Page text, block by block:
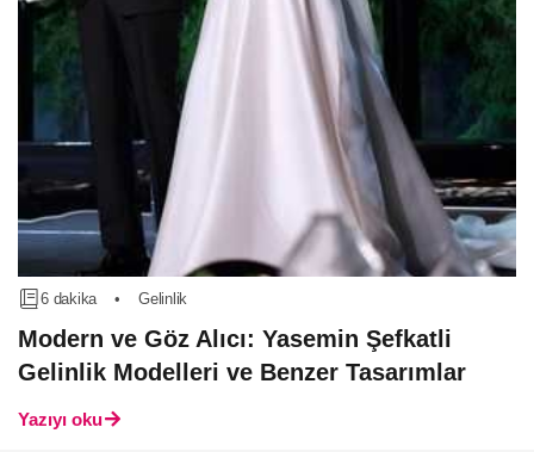
6 dakika • Gelinlik
Modern ve Göz Alıcı: Yasemin Şefkatli
Gelinlik Modelleri ve Benzer Tasarımlar
Yazıyı oku